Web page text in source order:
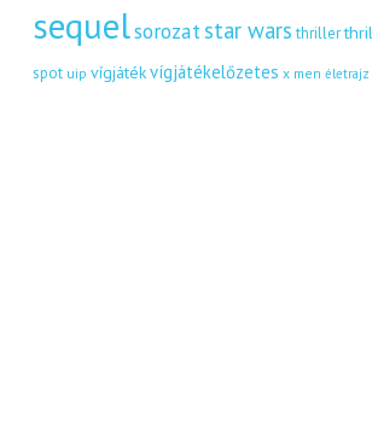
sequelsorozatstar wars thriller
spot uip vígjátékvígjátékelőzetes x men életrajz